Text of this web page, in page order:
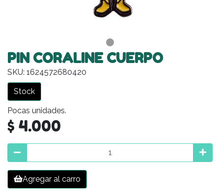
PIN CORALINE CUERPO
SKU: 1624572680420
Stock
Pocas unidades.
$ 4.000
Agregar al carro